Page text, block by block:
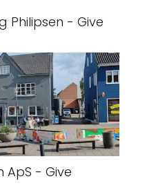
Philipsen - Give
ApS - Give